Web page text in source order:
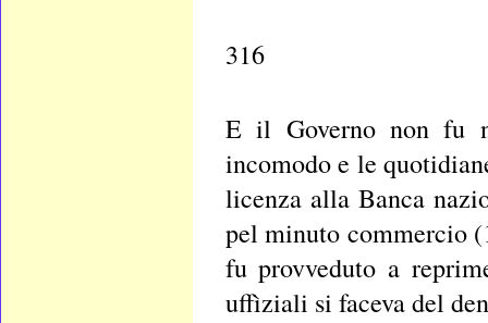
316
E il Governo non fu
incomodo e le
licenza alla Banca
pel minuto commercio
fu provveduto a
uffìziali si faceva del